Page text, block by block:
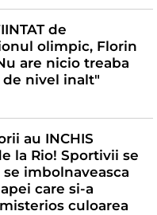
de
olimpic, Florin
are nicio treaba
nivel inalt"
au INCHIS
la Rio! Sportivii se
imbolnaveasca
care si-a
culoarea